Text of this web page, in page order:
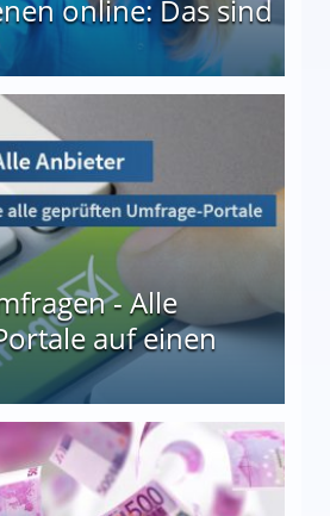
online: Das sind
- Alle
auf einen